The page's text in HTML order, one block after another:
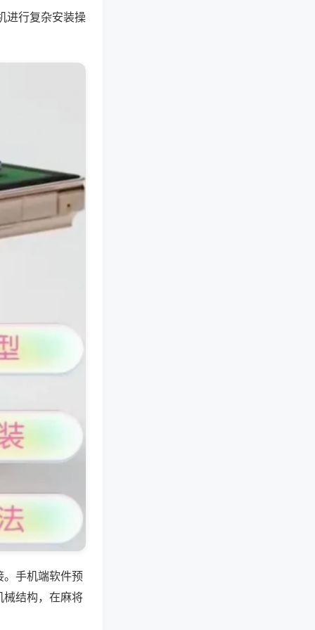
进行复杂安装操
。手机端软件预
械结构，在麻将